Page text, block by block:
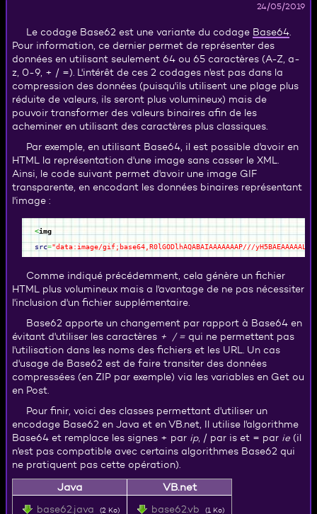
24/05/2019
Le codage Base62 est une variante du codage Base64.
Pour information, ce dernier permet de représenter des
données en utilisant seulement 64 ou 65 caractères (A-Z, a-
z, 0-9, + / =). L'intérêt de ces 2 codages n'est pas dans la
compression des données (puisqu'ils utilisent une plage plus
réduite de valeurs, ils seront plus volumineux) mais de
pouvoir transformer des valeurs binaires afin de les
acheminer en utilisant des caractères plus classiques.
Par exemple, en utilisant Base64, il est possible d'avoir en
HTML la représentation d'une image sans casser le XML.
Ainsi, le code suivant permet d'avoir une image GIF
transparente, en encodant les données binaires représentant
l'image :
<img
src="data:image/gif;base64,R0lGODlhAQABAIAAAAAAAP///
Comme indiqué précédemment, cela génère un fichier
HTML plus volumineux mais a l'avantage de ne pas nécessiter
l'inclusion d'un fichier supplémentaire.
Base62 apporte un changement par rapport à Base64 en
évitant d'utiliser les caractères + / = qui ne permettent pas
l'utilisation dans les noms des fichiers et les URL. Un cas
d'usage de Base62 est de faire transiter des données
compressées (en ZIP par exemple) via les variables en Get ou
en Post.
Pour finir, voici des classes permettant d'utiliser un
encodage Base62 en Java et en VB.net, Il utilise l'algorithme
Base64 et remplace les signes + par ip, / par is et = par ie (il
n'est pas compatible avec certains algorithmes Base62 qui
ne pratiquent pas cette opération).
Java
VB.net
base62.java
(2 Ko) base62.vb (1 Ko)